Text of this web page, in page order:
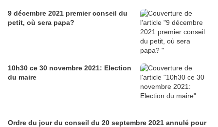
9 décembre 2021 premier conseil du
petit, où sera papa?
10h30 ce 30 novembre 2021: Election
du maire
Ordre du jour du conseil du 20 septembre 2021 annulé pour